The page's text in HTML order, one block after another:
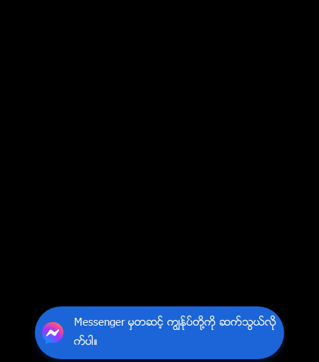
Messenger မွတဆင့္ ကြၽန္ုပ္တို႔ကို ဆက္သြယ္လို
က္ပါ။